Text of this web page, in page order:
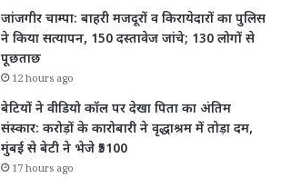
जांजगीर चाम्पा: बाहरी मजदूरों व किरायेदारों का पुलिस
ने किया सत्यापन, 150 दस्तावेज जांचे; 130 लोगों से
पूछताछ
12 hours ago
बेटियों ने वीडियो कॉल पर देखा पिता का अंतिम
संस्कार: करोड़ों के कारोबारी ने वृद्धाश्रम में तोड़ा दम,
मुंबई से बेटी ने भेजे ₹5100
17 hours ago